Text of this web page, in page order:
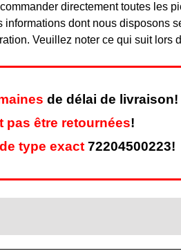
directement toutes les
dont nous disposons
Veuillez noter ce qui suit lors
de délai de livraison!
pas être retournées!
type exact 72204500223!